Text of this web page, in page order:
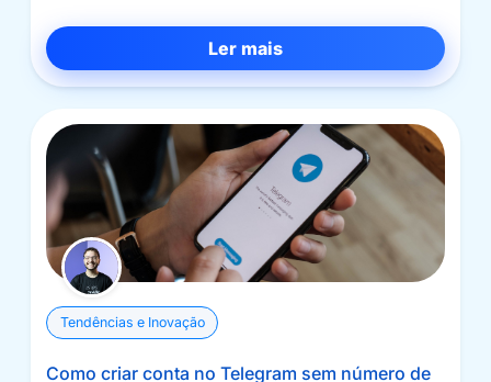
Ler mais
Tendências e Inovação
Como criar conta no Telegram sem número de